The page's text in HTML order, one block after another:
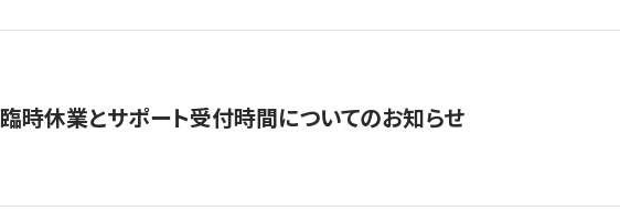
臨時休業とサポート受付時間についてのお知らせ